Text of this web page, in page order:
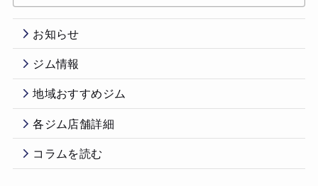
お知らせ
ジム情報
地域おすすめジム
各ジム店舗詳細
コラムを読む